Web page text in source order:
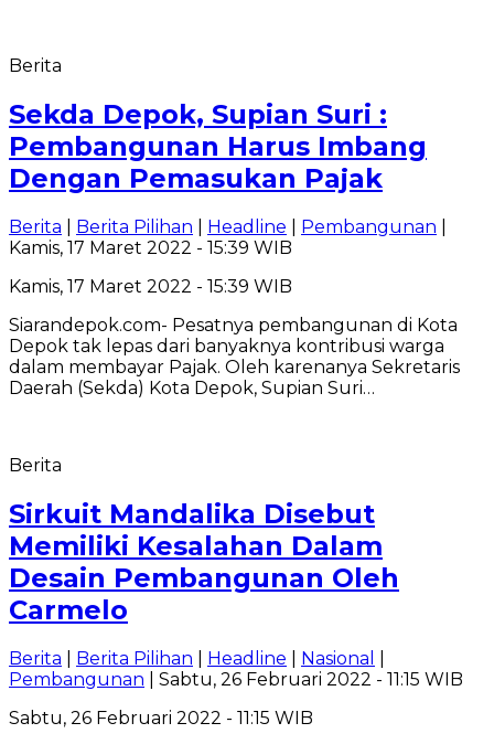
Berita
Sekda Depok, Supian Suri :
Pembangunan Harus Imbang
Dengan Pemasukan Pajak
Berita Berita Pilihan Headline Pembangunan
Kamis, 17 Maret 2022 - 15:39 WIB
Kamis, 17 Maret 2022 - 15:39 WIB
Siarandepok.com- Pesatnya pembangunan di Kota
Depok tak lepas dari banyaknya kontribusi warga
dalam membayar Pajak. Oleh karenanya Sekretaris
Daerah (Sekda) Kota Depok, Supian Suri…
Berita
Sirkuit Mandalika Disebut
Memiliki Kesalahan Dalam
Desain Pembangunan Oleh
Carmelo
Berita Berita Pilihan Headline Nasional
Pembangunan | Sabtu, 26 Februari 2022 - 11:15 WIB
Sabtu, 26 Februari 2022 - 11:15 WIB